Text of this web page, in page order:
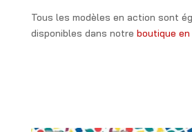
Tous les modèles en action sont
disponibles dans notre boutique en